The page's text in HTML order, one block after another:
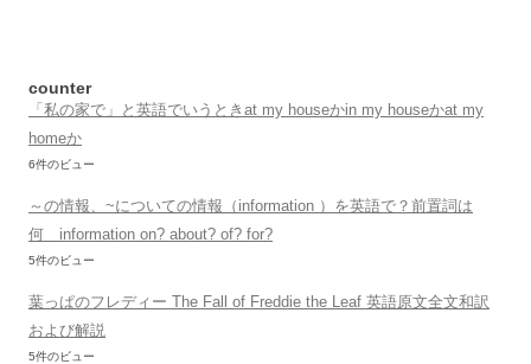
counter
「私の家で」と英語でいうときat my houseかin my houseかat my
homeか
6件のビュー
～の情報、~についての情報（information ）を英語で？前置詞は
何 information on? about? of? for?
5件のビュー
葉っぱのフレディー The Fall of Freddie the Leaf 英語原文全文和訳
および解説
5件のビュー